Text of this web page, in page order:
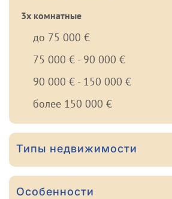
3х комнатные
до 75 000 €
75 000 € - 90 000 €
90 000 € - 150 000 €
более 150 000 €
Типы недвижимости
Особенности